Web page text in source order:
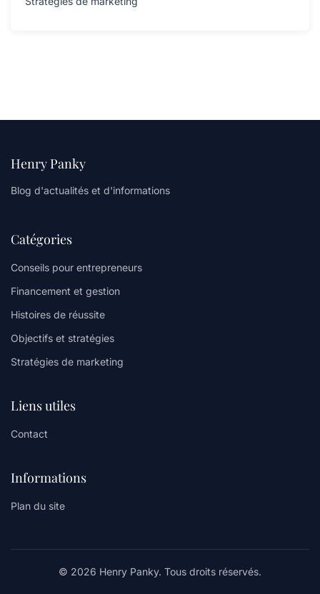
Henry Panky
Blog d'actualités et d'informations
Catégories
Conseils pour entrepreneurs
Financement et gestion
Histoires de réussite
Objectifs et stratégies
Stratégies de marketing
Liens utiles
Contact
Informations
Plan du site
© 2026 Henry Panky. Tous droits réservés.